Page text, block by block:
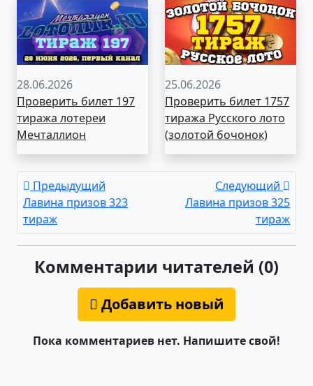
28.06.2026
Проверить билет 197
тиража лотереи
Мечталлион
25.06.2026
Проверить билет 1757
тиража Русского лото
(золотой бочонок)
Предыдущий
Лавина призов 323
тираж
Следующий
Лавина призов 325
тираж
Комментарии читателей (0)
Добавить новый
Пока комментариев нет. Напишите свой!